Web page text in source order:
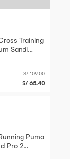
Training
Sandi
S/ 109.00
S/ 65.40
Puma
Pro 2